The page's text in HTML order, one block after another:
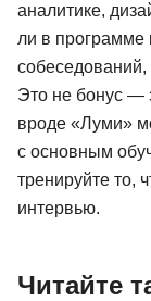
аналитике,
ли в программе
Это не бонус —
вроде «Луми»
с основным
тренируйте то,
интервью.
Читайте